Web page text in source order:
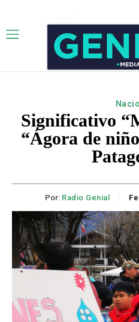
Significativo
“Ágora de
Por: Radio Genial